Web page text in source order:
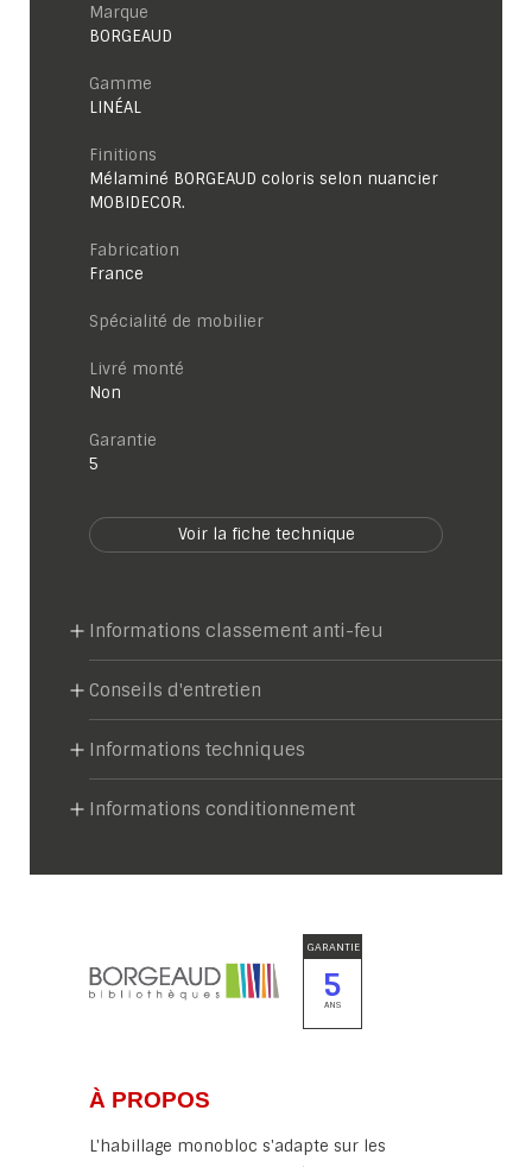
Marque
BORGEAUD
Gamme
LINÉAL
Finitions
Mélaminé BORGEAUD coloris selon nuancier
MOBIDECOR.
Fabrication
France
Spécialité de mobilier
Livré monté
Non
garantie
5
Voir la fiche technique
Informations classement anti-feu
Conseils d'entretien
Informations techniques
Informations conditionnement
GARANTIE
5
ANS
À PROPOS
L'habillage monobloc s'adapte sur les